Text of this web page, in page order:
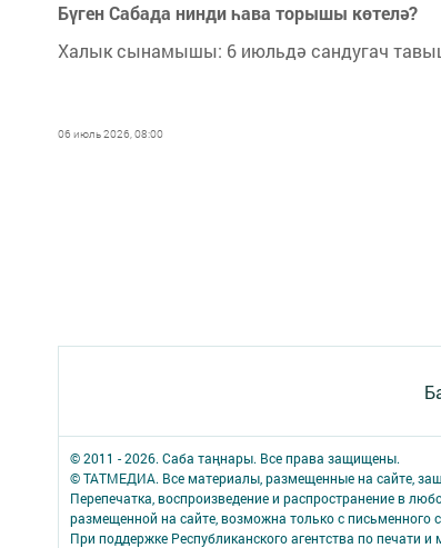
Бүген Сабада нинди һава торышы көтелә?
Халык сынамышы: 6 июльдә сандугач
06 июль 2026, 08:00
© 2011 - 2026. Саба таңнары. Все права защищены.
© ТАТМЕДИА. Все материалы, размещенные на сайте,
Перепечатка, воспроизведение и распространение в
размещенной на сайте, возможна только с письменного
При поддержке Республиканского агентства по печати